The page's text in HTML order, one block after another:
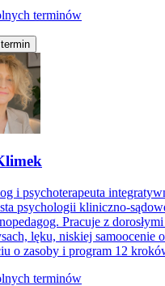
terminów
i psychoterapeuta
psychologii kliniczno-
Pracuje z
lęku, niskiej samoocenie
o zasoby i program 12
terminów